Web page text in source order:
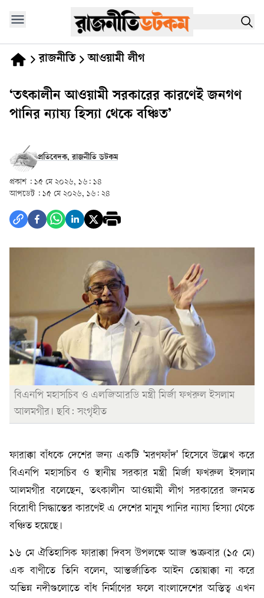
রাজনীতি আওয়ামী লীগ
‘তৎকালীন আওয়ামী সরকারের কারণেই জনগণ
পানির ন্যায্য হিস্যা থেকে বঞ্চিত’
প্রতিবেদক, রাজনীতি ডটকম
প্রকাশ : ১৫ মে ২০২৬, ১৬: ১৪
আপডেট : ১৫ মে ২০২৬, ১৬: ২৪
বিএনপি মহাসচিব ও এলজিআরডি মন্ত্রী মির্জা ফখরুল ইসলাম
আলমগীর। ছবি: সংগৃহীত
ফারাক্কা বাঁধকে দেশের জন্য একটি 'মরণফাঁদ' হিসেবে উল্লেখ করে
বিএনপি মহাসচিব ও স্থানীয় সরকার মন্ত্রী মির্জা ফখরুল ইসলাম
আলমগীর বলেছেন, তৎকালীন আওয়ামী লীগ সরকারের জনমত
বিরোধী সিদ্ধান্তের কারণেই এ দেশের মানুষ পানির ন্যায্য হিস্যা থেকে
বঞ্চিত হয়েছে।
১৬ মে ঐতিহাসিক ফারাক্কা দিবস উপলক্ষে আজ শুক্রবার (১৫ মে)
এক বাণীতে তিনি বলেন, আন্তর্জাতিক আইন তোয়াক্কা না করে
অভিন্ন নদীগুলোতে বাঁধ নির্মাণের ফলে বাংলাদেশের অস্তিত্ব এখন